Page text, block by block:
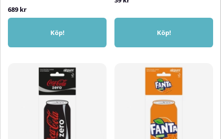
689 kr
Köp! Köp!